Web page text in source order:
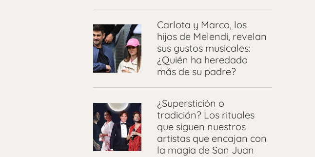
Carlota y Marco, los
hijos de Melendi, revelan
sus gustos musicales:
¿Quién ha heredado
más de su padre?
¿Superstición o
tradición? Los rituales
que siguen nuestros
artistas que encajan con
la magia de San Juan